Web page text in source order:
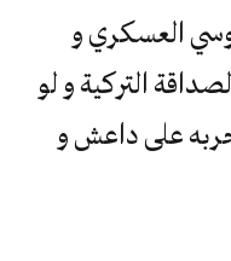
العسكري و
التركية و لو
على داعش و